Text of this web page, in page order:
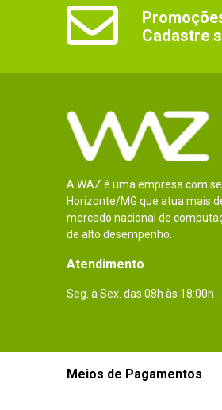
Cadastre
A WAZ é uma empresa com
Horizonte/MG que atua mais
mercado nacional de
de alto desempenho.
Atendimento
Seg. à Sex. das 08h às 18:00h
Meios de Pagamentos